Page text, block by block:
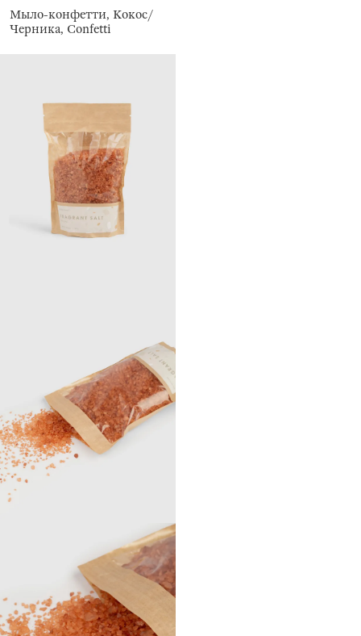
Мыло-конфетти, Кокос/
Черника, Confetti